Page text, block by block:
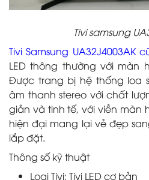
Tivi samsung
Tivi Samsung UA32J4003AK
LED thông thường với màn
Được trang bị hệ thống loa
âm thanh stereo với chất
giản và tinh tế, với viền màn
hiện đại mang lại vẻ đẹp
lắp đặt.
Thông số kỹ thuật
Loại Tivi: Tivi LED cơ bản